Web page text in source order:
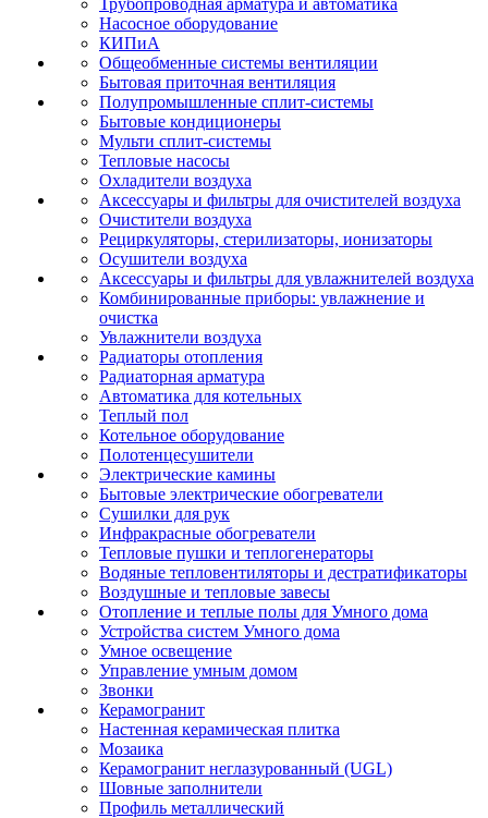
Трубопроводная арматура и автоматика
Насосное оборудование
КИПиА
Общеобменные системы вентиляции
Бытовая приточная вентиляция
Полупромышленные сплит-системы
Бытовые кондиционеры
Мульти сплит-системы
Тепловые насосы
Охладители воздуха
Аксессуары и фильтры для очистителей воздуха
Очистители воздуха
Рециркуляторы, стерилизаторы, ионизаторы
Осушители воздуха
Аксессуары и фильтры для увлажнителей воздуха
Комбинированные приборы: увлажнение и
очистка
Увлажнители воздуха
Радиаторы отопления
Радиаторная арматура
Автоматика для котельных
Теплый пол
Котельное оборудование
Полотенцесушители
Электрические камины
Бытовые электрические обогреватели
Сушилки для рук
Инфракрасные обогреватели
Тепловые пушки и теплогенераторы
Водяные тепловентиляторы и дестратификаторы
Воздушные и тепловые завесы
Отопление и теплые полы для Умного дома
Устройства систем Умного дома
Умное освещение
Управление умным домом
Звонки
Керамогранит
Настенная керамическая плитка
Мозаика
Керамогранит неглазурованный (UGL)
Шовные заполнители
Профиль металлический